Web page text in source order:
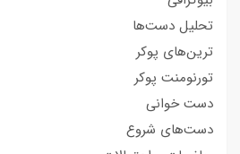
تحلیل دست‌ها
ترین‌های پوکر
تورنومنت پوکر
دست خوانی
دست‌های شروع